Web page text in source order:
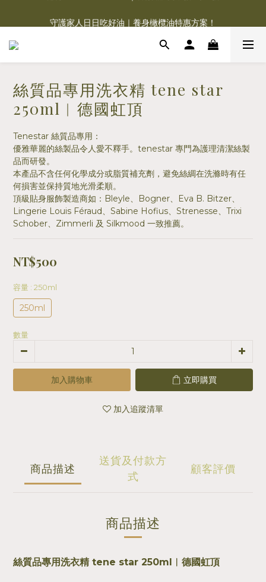
Charme d‘Orient 夏赫曼 | 福利品3.8折清倉！
絲質品專用洗衣精 tene star
250ml︱德國虹頂
Tenestar 絲質品專用：
優雅華麗的絲製品令人愛不釋手。tenestar 專門為護理清潔絲製
品而研發。
本產品不含任何化學成分或脂質補充劑，避免絲綢在洗滌時有任
何損害並保持質地光滑柔順。
頂級貼身服飾製造商如：Bleyle、Bogner、Eva B. Bitzer、
Lingerie Louis Féraud、Sabine Hofius、Strenesse、Trixi
Schober、Zimmerli 及 Silkmood 一致推薦。
NT$500
容量 : 250ml
250ml
數量
加入購物車 立即購買
加入追蹤清單
商品描述
送貨及付款方
式
顧客評價
商品描述
絲質品專用洗衣精 tene star 250ml︱德國虹頂